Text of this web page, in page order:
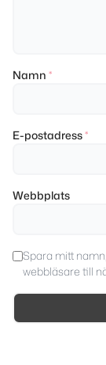
Namn *
E-postadress*
Webbplats
Spara mitt
webbläsare till